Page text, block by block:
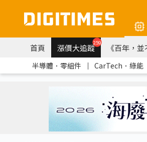
首頁 漲價大追蹤259 《百年，
半導體．零組件 ｜ CarTech．綠能